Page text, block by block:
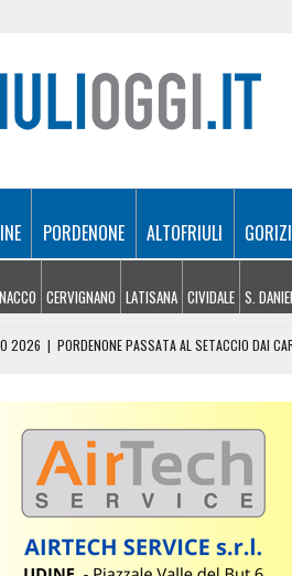
PORDENONE ALTOFRIULI
CERVIGNANO LATISANA CIVIDALE S.
2026 | PORDENONE PASSATA AL SETACCIO DAI
IN UNA CASA DI SPILIMBERGO, FIAMME IN
MATTARELLA AMBASCIATORE DELLA